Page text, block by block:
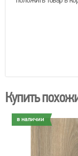
Купить
в наличии